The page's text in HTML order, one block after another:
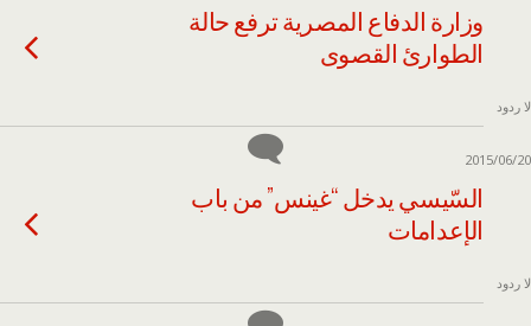
وزارة الدفاع المصرية ترفع حالة
الطوارئ القصوى
لا ردود
2015/06/20
السّيسي يدخل “غينس” من باب
الإعدامات
لا ردود